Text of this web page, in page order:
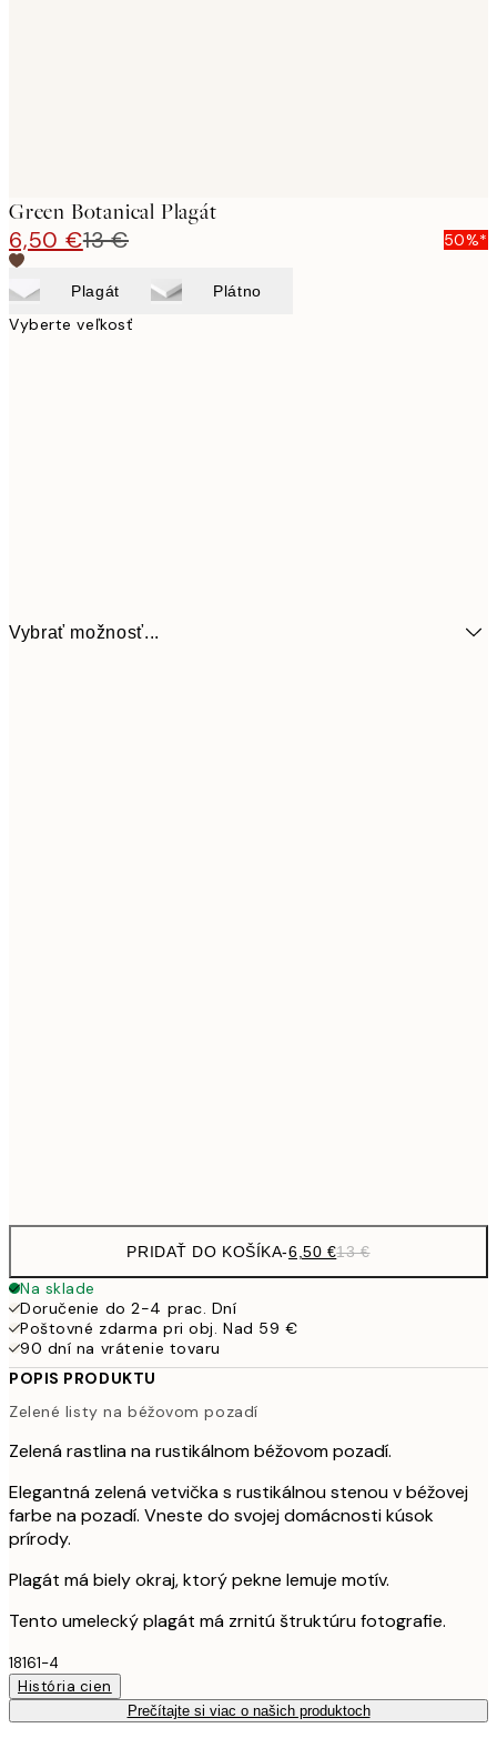
Green Botanical Plagát
6,50 €13 € 50%*
Plagát Plátno
Vyberte veľkosť
Vybrať možnosť...
PRIDAŤ DO KOŠÍKA-6,50 €13 €
Na sklade
Doručenie do 2-4 prac. Dní
Poštovné zdarma pri obj. Nad 59 €
90 dní na vrátenie tovaru
POPIS PRODUKTU
Zelené listy na béžovom pozadí
Zelená rastlina na rustikálnom béžovom pozadí.
Elegantná zelená vetvička s rustikálnou stenou v béžovej
farbe na pozadí. Vneste do svojej domácnosti kúsok
prírody.
Plagát má biely okraj, ktorý pekne lemuje motív.
Tento umelecký plagát má zrnitú štruktúru fotografie.
18161-4
História cien
Prečítajte si viac o našich produktoch